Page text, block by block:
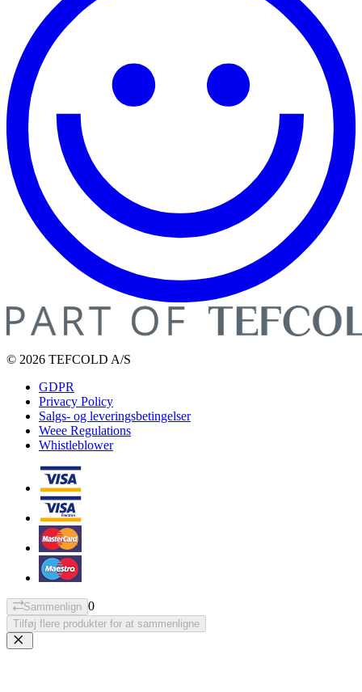
© 2026 TEFCOLD A/S
GDPR
Privacy Policy
Salgs- og leveringsbetingelser
Weee Regulations
Whistleblower
Sammenlign 0
Tilføj flere produkter for at sammenligne